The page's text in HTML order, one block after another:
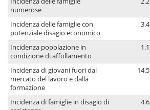
numerose
Incidenza delle famiglie con
potenziale disagio economico
3.4
Incidenza popolazione in
condizione di affollamento
1.1
Incidenza di giovani fuori dal
mercato del lavoro e dalla
formazione
14.5
Incidenza di famiglie in disagio di
4.6